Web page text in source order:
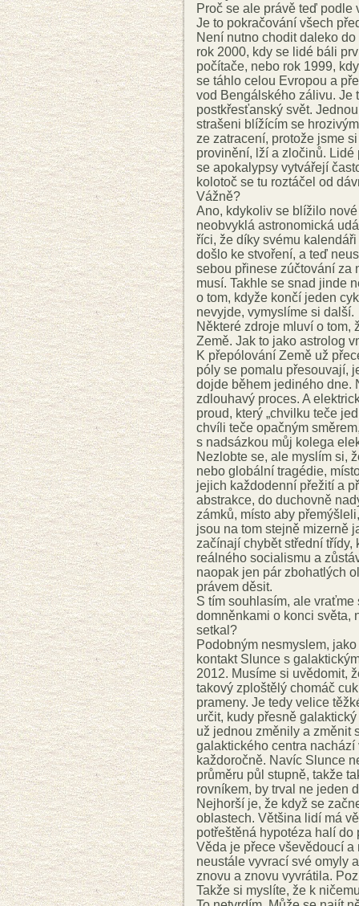
Proč se ale právě teď
Je to pokračování všech
Není nutno chodit daleko
rok 2000, kdy se lidé báli
počítače, nebo rok 1999,
se táhlo celou Evropou a
vod Bengálského zálivu. Je
postkřesťanský svět.
strašeni blížícím se
ze zatracení, protože jsme
provinění, lží a zločinů.
se apokalypsy vytvářejí
kolotoč se tu roztáčel od
Vážně?
Ano, kdykoliv se blížilo
neobvyklá astronomická
říci, že díky svému
došlo ke stvoření, a teď
sebou přinese zúčtování za
musí. Takhle se snad jinde
o tom, kdyže končí jeden
nevyjde, vymyslíme si další.
Některé zdroje mluví o tom,
Země. Jak to jako astrolog
K přepólování Země už
póly se pomalu přesouvají,
dojde během jediného dne.
zdlouhavý proces. A
proud, který „chvilku teče
chvíli teče opačným
s nadsázkou můj kolega
Nezlobte se, ale myslím si,
nebo globální tragédie,
jejich každodenní přežití a
abstrakce, do duchovně
zámků, místo aby
jsou na tom stejně mizerně
začínají chybět střední třídy,
reálného socialismu a
naopak jen pár zbohatlých
právem děsit.
S tím souhlasím, ale
domněnkami o konci světa,
setkal?
Podobným nesmyslem,
kontakt Slunce s
2012. Musíme si uvědomit,
takový zploštělý chomáč
prameny. Je tedy velice
určit, kudy přesně
už jednou změnily a změnit
galaktického centra
každoročně. Navíc Slunce
průměru půl stupně, takže
rovníkem, by trval ne jeden
Nejhorší je, že když se
oblastech. Většina lidí má
potřeštěná hypotéza halí
Věda je přece vševědoucí a
neustále vyvrací své omyly
znovu a znovu vyvrátila.
Takže si myslíte, že k